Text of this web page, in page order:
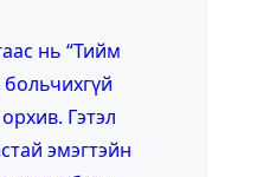
нь “Тийм
Гэтэл
эмэгтэйн